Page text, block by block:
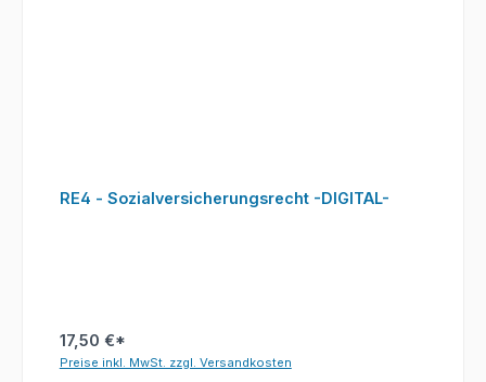
RE4 - Sozialversicherungsrecht -DIGITAL-
17,50 €*
Preise inkl. MwSt. zzgl. Versandkosten